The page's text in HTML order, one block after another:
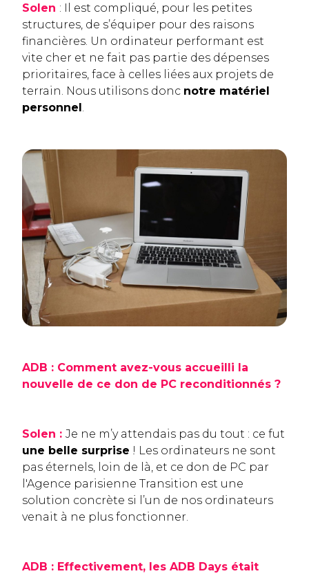
Solen : Il est compliqué, pour les petites
structures, de s’équiper pour des raisons
financières. Un ordinateur performant est
vite cher et ne fait pas partie des dépenses
prioritaires, face à celles liées aux projets de
terrain. Nous utilisons donc notre matériel
personnel.
ADB : Comment avez-vous accueilli la
nouvelle de ce don de PC reconditionnés ?
Solen : Je ne m’y attendais pas du tout : ce fut
une belle surprise ! Les ordinateurs ne sont
pas éternels, loin de là, et ce don de PC par
l'Agence parisienne Transition est une
solution concrète si l’un de nos ordinateurs
venait à ne plus fonctionner.
ADB : Effectivement, les ADB Days était